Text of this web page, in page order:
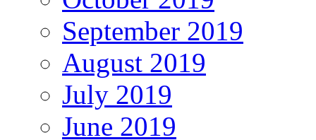
September 2019
August 2019
July 2019
June 2019